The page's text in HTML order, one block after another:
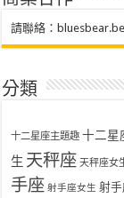
請聯絡：
分類
十二星座主題趣 十二星
生 天秤座 天秤座女
手座 射手座女生 射